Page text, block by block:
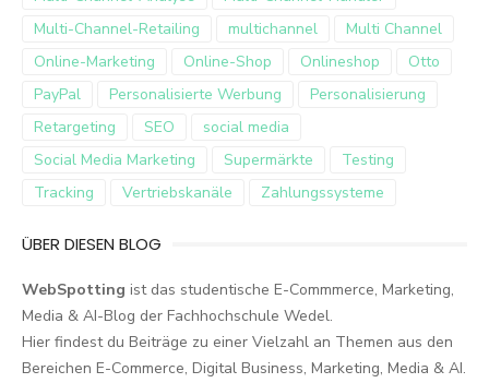
Multi-Channel-Retailing
multichannel
Multi Channel
Online-Marketing
Online-Shop Onlineshop
Otto
PayPal
Personalisierte Werbung
Personalisierung
Retargeting
SEO
social media
Social Media Marketing
Supermärkte
Testing
Tracking
Vertriebskanäle Zahlungssysteme
ÜBER DIESEN BLOG
WebSpotting ist das studentische E-Commmerce, Marketing,
Media & AI-Blog der Fachhochschule Wedel.
Hier findest du Beiträge zu einer Vielzahl an Themen aus den
Bereichen E-Commerce, Digital Business, Marketing, Media & AI.